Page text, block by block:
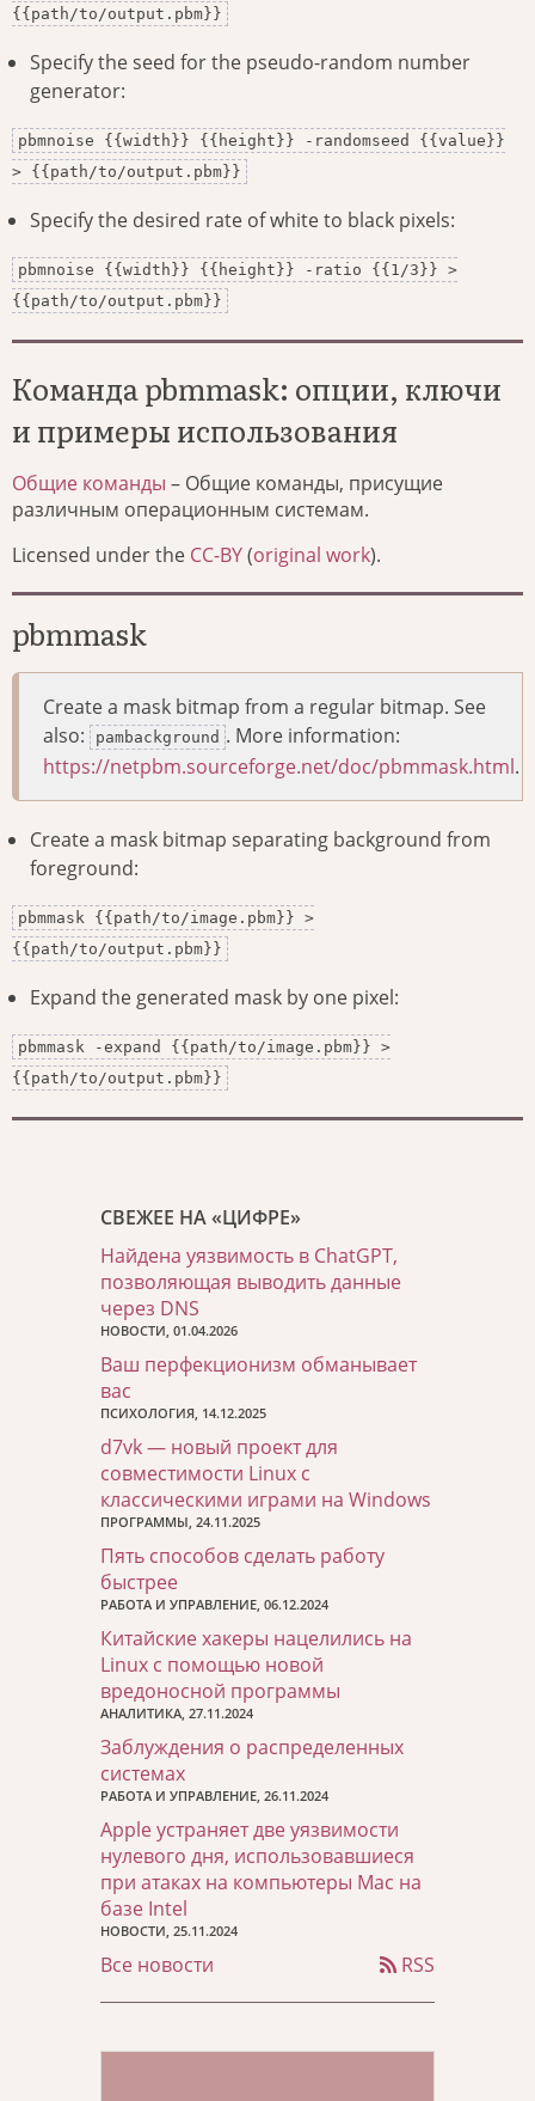
{{path/to/output.pbm}}
Specify the seed for the pseudo-random number
generator:
pbmnoise {{width}} {{height}} -randomseed {{value}}
> {{path/to/output.pbm}}
Specify the desired rate of white to black pixels:
pbmnoise {{width}} {{height}} -ratio {{1/3}} >
{{path/to/output.pbm}}
Команда pbmmask: опции, ключи
и примеры использования
Общие команды – Общие команды, присущие
различным операционным системам.
Licensed under the CC-BY(original work).
pbmmask
Create a mask bitmap from a regular bitmap. See
also:
pambackground . More information:
https://netpbm.sourceforge.net/doc/pbmmask.html.
Create a mask bitmap separating background from
foreground:
pbmmask {{path/to/image.pbm}} >
{{path/to/output.pbm}}
Expand the generated mask by one pixel:
pbmmask -expand {{path/to/image.pbm}} >
{{path/to/output.pbm}}
СВЕЖЕЕ НА «ЦИФРЕ»
Найдена уязвимость в ChatGPT,
позволяющая выводить данные
через DNS
НОВОСТИ, 01.04.2026
Ваш перфекционизм обманывает
вас
ПСИХОЛОГИЯ, 14.12.2025
d7vk — новый проект для
совместимости Linux с
классическими играми на Windows
ПРОГРАММЫ, 24.11.2025
Пять способов сделать работу
быстрее
РАБОТА И УПРАВЛЕНИЕ, 06.12.2024
Китайские хакеры нацелились на
Linux с помощью новой
вредоносной программы
АНАЛИТИКА, 27.11.2024
Заблуждения о распределенных
системах
РАБОТА И УПРАВЛЕНИЕ, 26.11.2024
Apple устраняет две уязвимости
нулевого дня, использовавшиеся
при атаках на компьютеры Mac на
базе Intel
НОВОСТИ, 25.11.2024
Все новости RSS